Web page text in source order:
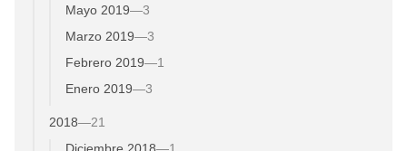
Mayo 2019—3
Marzo 2019—3
Febrero 2019—1
Enero 2019—3
2018—21
Diciembre 2018—1